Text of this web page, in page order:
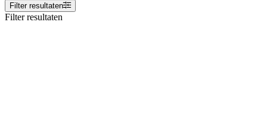
Filter resultaten
Filter resultaten